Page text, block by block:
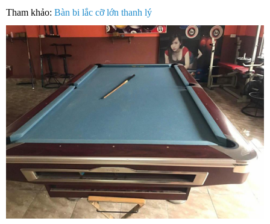
Tham khảo: Bàn bi lắc cỡ lớn thanh lý